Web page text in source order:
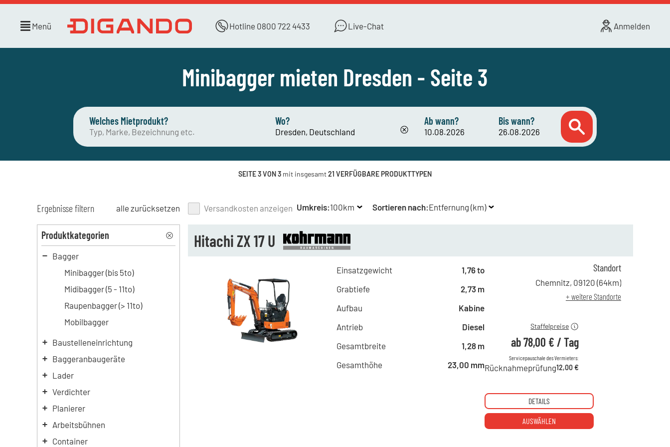
Menü Hotline 0800 722 4433 Live-Chat Anmelden
Minibagger mieten Dresden - Seite 3
Welches Mietprodukt? Wo? Ab wann? Bis wann?
SEITE 3 VON 3mit insgesamt21 VERFÜGBARE PRODUKTTYPEN
Ergebnisse filtern alle zurücksetzen Versandkosten anzeigen Umkreis:100km Sortieren nach:Entfernung (km)
Produktkategorien
Bagger
Minibagger (bis 5to)
Midibagger (5 - 11to)
Raupenbagger (> 11to)
Mobilbagger
Baustelleneinrichtung
Baggeranbaugeräte
Lader
Verdichter
Planierer
Arbeitsbühnen
Container
Hitachi ZX 17 U
Einsatzgewicht
1,76 to
Grabtiefe
2,73 m
Aufbau
Kabine
Antrieb
Diesel
Gesamtbreite
1,28 m
Gesamthöhe
23,00 mm
111,00 €
ab 6 Tagen
ab 21 Tagen
Staffelpreise
ab78,00 € /Tag
Servicepauschale des Vermieters:
Rücknahmeprüfung12,00 €
Standort
Chemnitz, 09120 (64km)
+ weitere Standorte
DETAILS
AUSWÄHLEN